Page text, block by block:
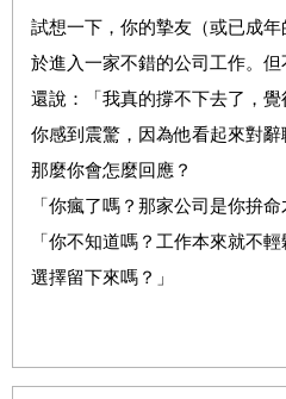
第二章 走向彼此都好的關係之路
體心如何改變我們的人際關係？
1. 成人的依附類型：從小被愛
2. 內在經驗的投射：總是說話帶
3. 心的鏡映作用：這，就是你的
4. 關係的平衡：為什麼總是在替
5. 觀察內心的心：如果朋友和
6. 讀心語言 vs. 體心語言：你擁
9. 化解衝突的方法：一個懂得
試想一下，你的摯友（或已成
於進入一家不錯的公司工作。但
還說：「我真的撐不下去了，覺
你感到震驚，因為他看起來對辭
那麼你會怎麼回應？
「你瘋了嗎？那家公司是你拚命
「你不知道嗎？工作本來就不
選擇留下來嗎？」
如果你是那位朋友，聽到這些